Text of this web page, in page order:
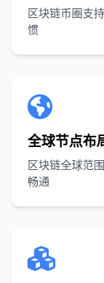
区块链币圈支
惯
全球节点布
区块链全球范
畅通